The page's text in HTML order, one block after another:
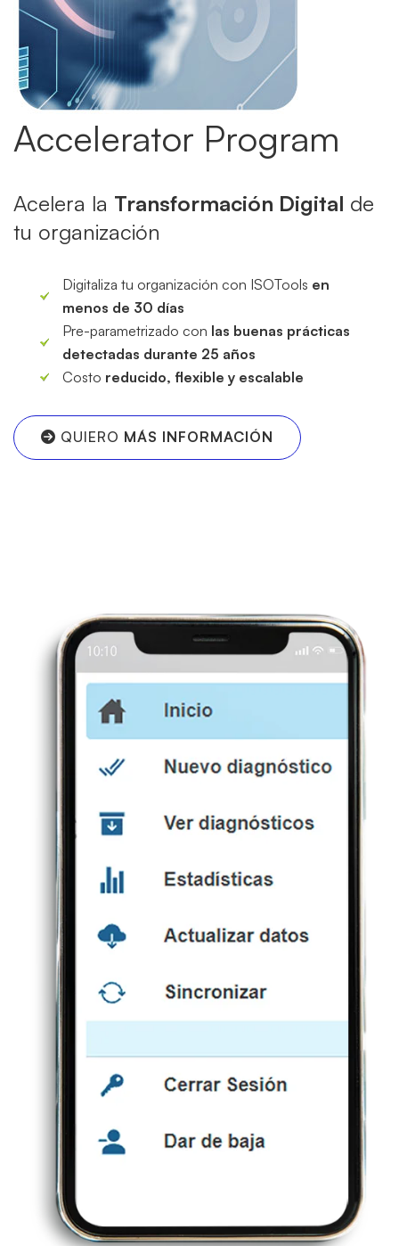
Accelerator Program
Acelera la Transformación Digital de
tu organización
Digitaliza tu organización con ISOTools en
menos de 30 días
Pre-parametrizado con las buenas prácticas
detectadas durante 25 años
Costo reducido, flexible y escalable
QUIERO MÁS INFORMACIÓN